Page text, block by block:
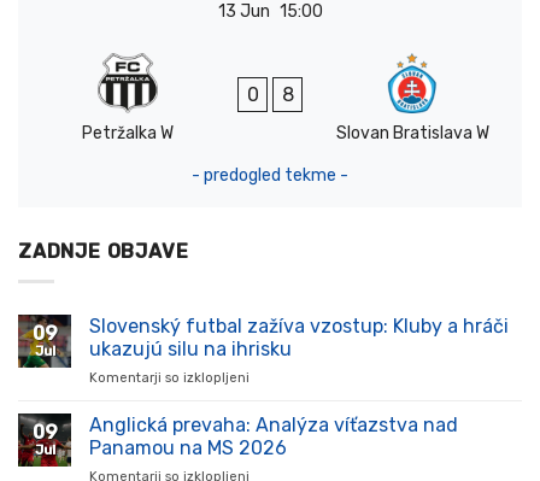
13 Jun 15:00
Petržalka W
0 8
Slovan Bratislava W
- predogled tekme -
ZADNJE OBJAVE
09
Jul
Slovenský futbal zažíva vzostup: Kluby a hráči
ukazujú silu na ihrisku
Komentarji so izklopljeni
futbal
zažíva
vzostup:
09
Jul
Anglická prevaha: Analýza víťazstva nad
Panamou na MS 2026
Komentarji so izklopljeni